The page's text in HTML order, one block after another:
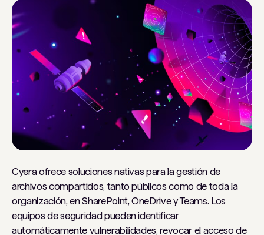
Cyera ofrece soluciones nativas para la gestión de
archivos compartidos, tanto públicos como de toda la
organización, en SharePoint, OneDrive y Teams. Los
equipos de seguridad pueden identificar
automáticamente vulnerabilidades, revocar el acceso de